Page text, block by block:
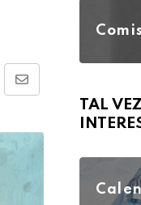
TAL